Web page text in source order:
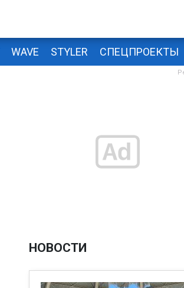
WAVE STYLER СПЕЦПРОЕКТЫ
НОВОСТИ